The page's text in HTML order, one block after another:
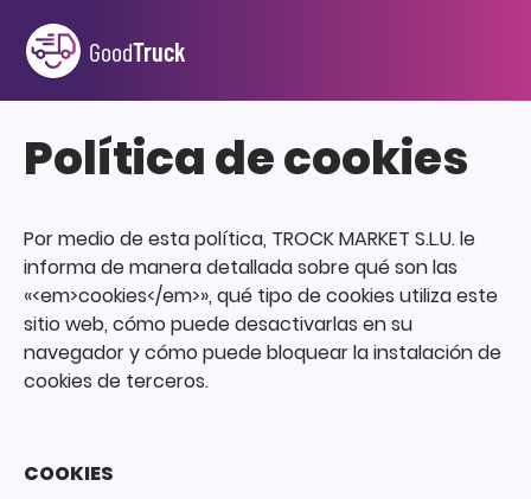
GoodTruck
Política de cookies
Por medio de esta política, TROCK MARKET S.L.U. le
informa de manera detallada sobre qué son las
«<em>cookies</em>», qué tipo de cookies utiliza este
sitio web, cómo puede desactivarlas en su
navegador y cómo puede bloquear la instalación de
cookies de terceros.
COOKIES